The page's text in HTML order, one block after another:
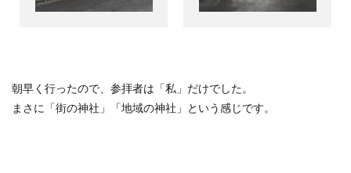
朝早く行ったので、参拝者は「私」だけでした。
まさに「街の神社」「地域の神社」という感じです。